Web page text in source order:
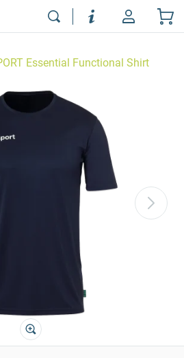
Essential Functional Shirt